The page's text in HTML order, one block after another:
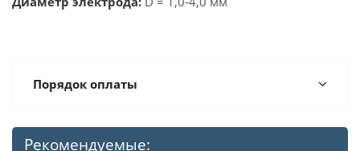
Порядок оплаты
Рекомендуемые: